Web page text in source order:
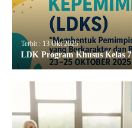
Terbit : 13 Okt 2025
LDK Program Khusus Kelas 7